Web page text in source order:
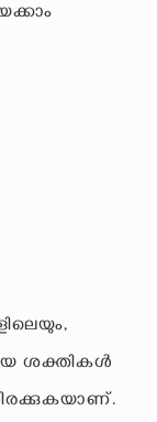
ശക്തികൾ